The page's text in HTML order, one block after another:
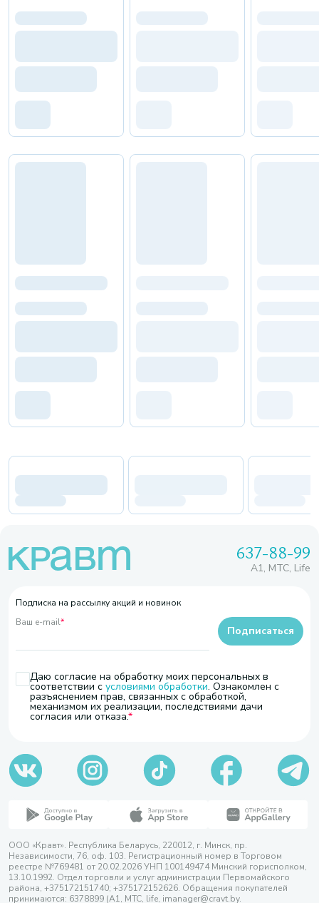
637-88-99
A1, МТС, Life
Подписка на рассылку акций и новинок
Ваш e-mail*
Даю согласие на обработку моих персональных в
соответствии с условиями обработки. Ознакомлен с
разъяснением прав, связанных с обработкой,
механизмом их реализации, последствиями дачи
согласия или отказа.
Подписаться
ООО «Кравт». Республика Беларусь, 220012, г. Минск, пр.
Независимости, 76, оф. 103. Регистрационный номер в Торговом
реестре №769481 от 20.02.2026 УНП 100149474 Минский горисполком,
13.10.1992. Отдел торговли и услуг администрации Первомайского
района, +375172151740; +375172152626. Обращения покупателей
принимаются: 6378899 (А1, МТС, life, imanager@cravt.by.